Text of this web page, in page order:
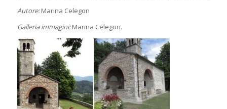
Autore:Marina Celegon
Galleria immagini:Marina Celegon.